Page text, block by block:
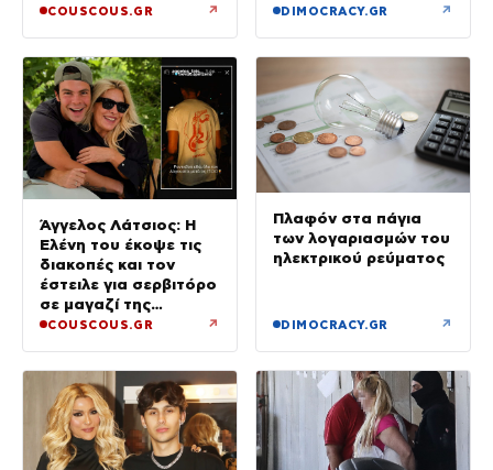
COUSCOUS.GR ↗ DIMOCRACY.GR ↗
Άγγελος Λάτσιος: Η
Ελένη του έκοψε τις
διακοπές και τον
έστειλε για σερβιτόρο
σε μαγαζί της
Πεντέλης – Εκεί θα
COUSCOUS.GR ↗
Πλαφόν στα πάγια
των λογαριασμών του
ηλεκτρικού ρεύματος
DIMOCRACY.GR ↗